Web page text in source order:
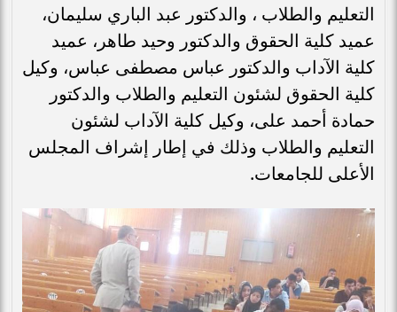
التعليم والطلاب ، والدكتور عبد الباري سليمان،
عميد كلية الحقوق والدكتور وحيد طاهر، عميد
كلية الآداب والدكتور عباس مصطفى عباس، وكيل
كلية الحقوق لشئون التعليم والطلاب والدكتور
حمادة أحمد على، وكيل كلية الآداب لشئون
التعليم والطلاب وذلك في إطار إشراف المجلس
الأعلى للجامعات.